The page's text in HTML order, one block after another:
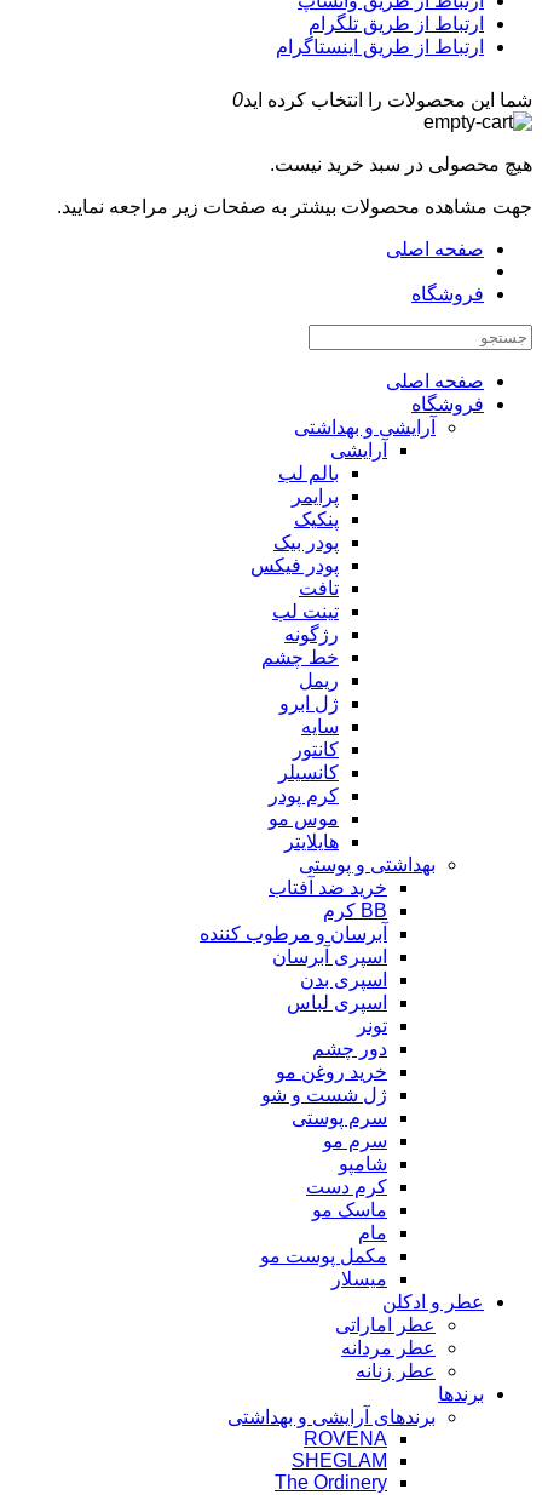
ارزان‌ترین
ارتباط از طریق تلگرام
ارتباط از طریق اینستاگرام
شما این محصولات را انتخاب کرده اید0
هیچ محصولی در سبد خرید نیست.
جهت مشاهده محصولات بیشتر به صفحات زیر مراجعه نمایید.
صفحه اصلی
فروشگاه
صفحه اصلی
فروشگاه
آرایشی و بهداشتی
آرایشی
بالم لب
پرایمر
پنکیک
پودر بیک
پودر فیکس
تافت
تینت لب
رژگونه
خط چشم
ریمل
ژل ابرو
سایه
کانتور
کانسیلر
کرم پودر
موس مو
هایلایتر
بهداشتی و پوستی
خرید ضد آفتاب
BB کرم
آبرسان و مرطوب کننده
اسپری آبرسان
اسپری بدن
اسپری لباس
تونر
دور چشم
خرید روغن مو
ژل شست و شو
سرم پوستی
سرم مو
شامپو
کرم دست
ماسک مو
مام
مکمل پوست مو
میسلار
عطر و ادکلن
عطر اماراتی
عطر مردانه
عطر زنانه
برندها
برندهای آرایشی و بهداشتی
ROVENA
SHEGLAM
The Ordinery